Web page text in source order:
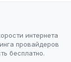
интернета
провайдеров
бесплатно.